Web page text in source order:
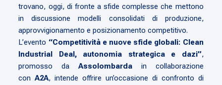
trovano, oggi, di fronte a sfide complesse che mettono
in discussione modelli consolidati di produzione,
approvvigionamento e posizionamento competitivo.
L’evento “Competitività e nuove sfide globali: Clean
Industrial Deal, autonomia strategica e dazi”,
promosso da Assolombarda in collaborazione
conA2A, intende offrire un’occasione di confronto di